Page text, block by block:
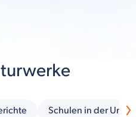
Schulen in der